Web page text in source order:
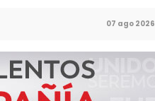
07 ago 2026